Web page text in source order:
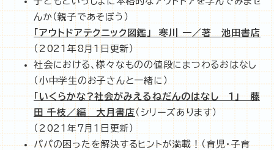
んか（親子であそぼう）
「アウトドアテクニック図鑑」 寒川 一／著 池田書店
（2021年8月1日更新）
社会における、様々なものの値段にまつわるおはなし
（小中学生のお子さんと一緒に）
「いくらかな?社会がみえるねだんのはなし 1」 藤
田 千枝／編 大月書店 （シリーズあります）
（2021年7月1日更新）
パパの困ったを解決するヒントが満載！（育児・子育